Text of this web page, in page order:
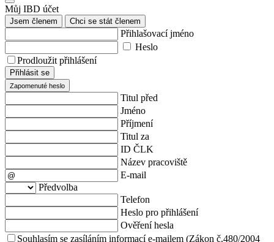
Můj IBD účet
Jsem členem Chci se stát členem
Přihlašovací jméno
Heslo
Prodloužit přihlášení
Přihlásit se
Zapomenuté heslo
Titul před
Jméno
Příjmení
Titul za
ID ČLK
Název pracoviště
E-mail
Předvolba
Telefon
Heslo pro přihlášení
Ověření hesla
Souhlasím se zasíláním informací e-mailem (Zákon č.480/2004